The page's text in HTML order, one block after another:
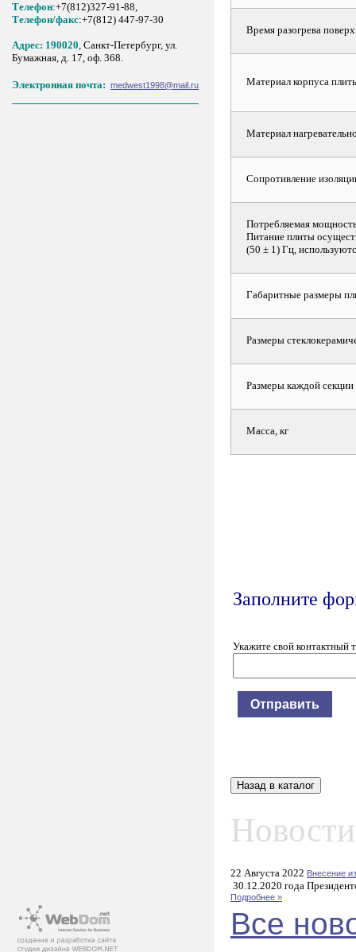
Телефон:+7(812)327-91-88,
Tелефон/факс:+7(812) 447-97-30
Адрес: 190020, Санкт-Петербург, ул.
Бумажная, д. 17, оф. 368.
Электронная почта: medwest1998@mail.ru
Время разогрева
Материал корпуса
Материал
Сопротивление
Потребляемая
Питание плиты
(50 ± 1) Гц,
Габаритные размеры
Размеры
Размеры каждой секции
Масса, кг
Заполните
Укажите свой контактный
22 Августа 2022 Внесение
30.12.2020 года
Подробнее »
Все